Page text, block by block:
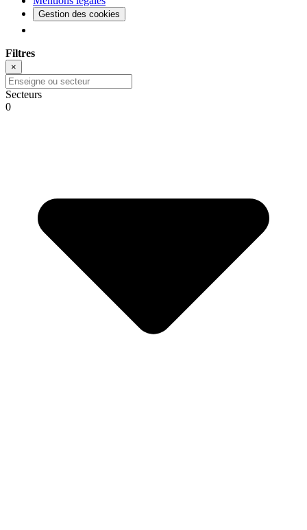
Gestion des cookies
Filtres
×
Secteurs
0